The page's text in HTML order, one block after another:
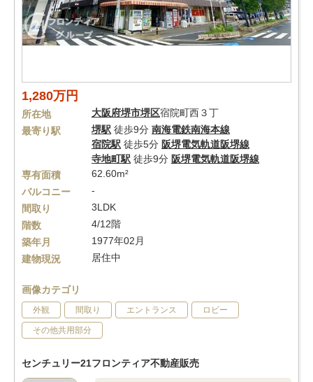
1,280万円
所在地 大阪府堺市堺区宿院町西３丁
最寄り駅
堺駅 徒歩9分 南海電鉄南海本線
宿院駅 徒歩5分 阪堺電気軌道阪堺線
寺地町駅 徒歩9分 阪堺電気軌道阪堺線
専有面積
62.60m²
バルコニー
-
間取り
3LDK
階数
4/12階
築年月
1977年02月
建物現況
居住中
画像カテゴリ
外観 間取り エントランス ロビー
その他共用部分
センチュリー21フロンティア不動産販売